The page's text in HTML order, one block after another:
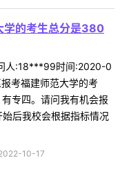
学的考生总分是380
人:18***99时间:2020-0
考福建师范大学的考
专四。请问我有机会报
后我校会根据指标情况
10-17